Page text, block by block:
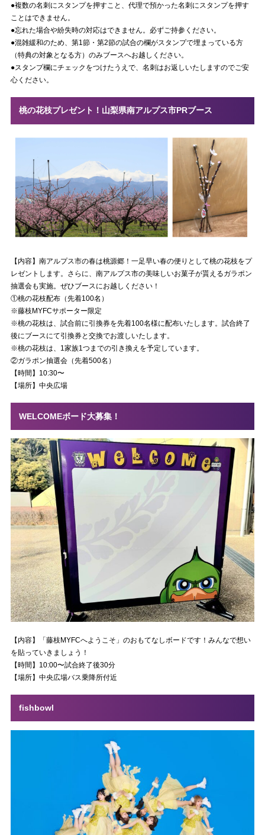
●複数の名刺にスタンプを押すこと、代理で預かった名刺にスタンプを押す
ことはできません。
●忘れた場合や紛失時の対応はできません。必ずご持参ください。
●混雑緩和のため、第1節・第2節の試合の欄がスタンプで埋まっている方
（特典の対象となる方）のみブースへお越しください。
●スタンプ欄にチェックをつけたうえで、名刺はお返しいたしますのでご安
心ください。
桃の花枝プレゼント！山梨県南アルプス市PRブース
【内容】南アルプス市の春は桃源郷！一足早い春の便りとして桃の花枝をプ
レゼントします。さらに、南アルプス市の美味しいお菓子が貰えるガラポン
抽選会も実施。ぜひブースにお越しください！
①桃の花枝配布（先着100名）
※藤枝MYFCサポーター限定
※桃の花枝は、試合前に引換券を先着100名様に配布いたします。試合終了
後にブースにて引換券と交換でお渡しいたします。
※桃の花枝は、1家族1つまでの引き換えを予定しています。
②ガラポン抽選会（先着500名）
【時間】10:30〜
【場所】中央広場
WELCOMEボード大募集！
【内容】「藤枝MYFCへようこそ」のおもてなしボードです！みんなで想い
を貼っていきましょう！
【時間】10:00〜試合終了後30分
【場所】中央広場バス乗降所付近
fishbowl